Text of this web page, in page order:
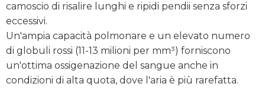
camoscio di risalire lunghi e ripidi pendii senza sforzi
eccessivi.
Un'ampia capacità polmonare e un elevato numero
di globuli rossi (11-13 milioni per mm³) forniscono
un'ottima ossigenazione del sangue anche in
condizioni di alta quota, dove l'aria è più rarefatta.